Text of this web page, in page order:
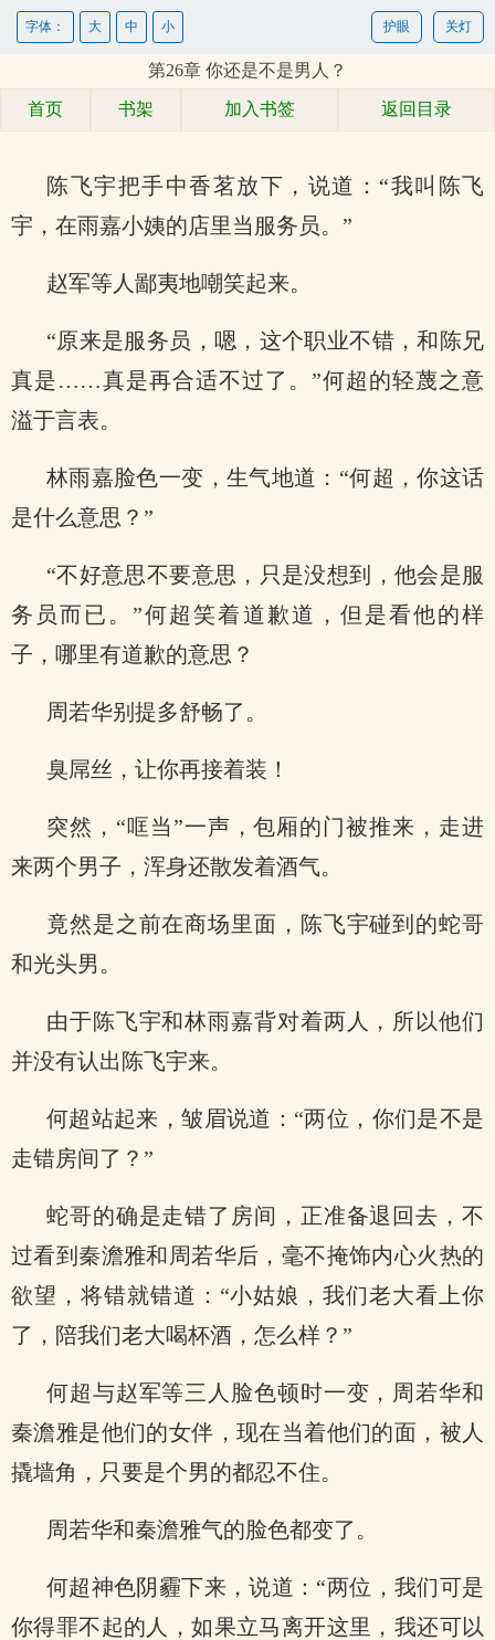
关灯
护眼
字体： 大 中 小
第26章 你还是不是男人？
首页 书架 加入书签 返回目录
陈飞宇把手中香茗放下，说道：“我叫陈飞
宇，在雨嘉小姨的店里当服务员。”
赵军等人鄙夷地嘲笑起来。
“原来是服务员，嗯，这个职业不错，和陈兄
真是……真是再合适不过了。”何超的轻蔑之意
溢于言表。
林雨嘉脸色一变，生气地道：“何超，你这话
是什么意思？”
“不好意思不要意思，只是没想到，他会是服
务员而已。”何超笑着道歉道，但是看他的样
子，哪里有道歉的意思？
周若华别提多舒畅了。
臭屌丝，让你再接着装！
突然，“哐当”一声，包厢的门被推来，走进
来两个男子，浑身还散发着酒气。
竟然是之前在商场里面，陈飞宇碰到的蛇哥
和光头男。
由于陈飞宇和林雨嘉背对着两人，所以他们
并没有认出陈飞宇来。
何超站起来，皱眉说道：“两位，你们是不是
走错房间了？”
蛇哥的确是走错了房间，正准备退回去，不
过看到秦澹雅和周若华后，毫不掩饰内心火热的
欲望，将错就错道：“小姑娘，我们老大看上你
了，陪我们老大喝杯酒，怎么样？”
何超与赵军等三人脸色顿时一变，周若华和
秦澹雅是他们的女伴，现在当着他们的面，被人
撬墙角，只要是个男的都忍不住。
周若华和秦澹雅气的脸色都变了。
何超神色阴霾下来，说道：“两位，我们可是
你得罪不起的人，如果立马离开这里，我还可以